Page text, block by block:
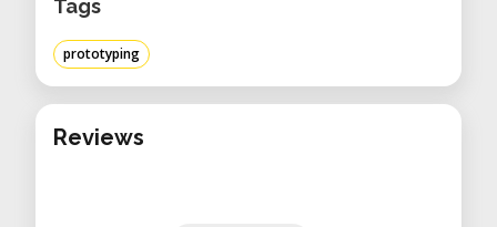
un service sur mesure. Débutez votre
projet dès aujourd’hui en nous
contactant au 819-800-6340 poste 1 ou
Tags
prototyping
Reviews